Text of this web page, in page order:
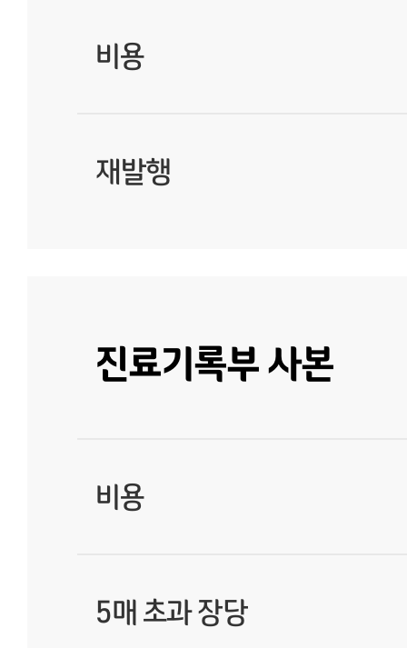
비용
재발행
진료기록부 사본
비용
5매 초과 장당